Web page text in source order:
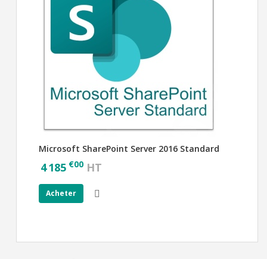
Microsoft SharePoint Server 2016 Standard
4 185 €00 HT
Acheter